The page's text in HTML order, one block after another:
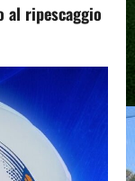
al ripescaggio